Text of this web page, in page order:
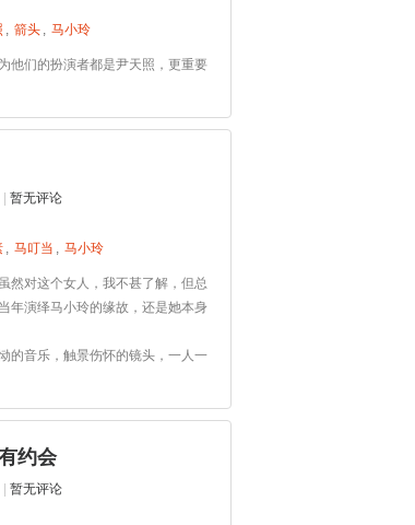
, 箭头 , 马小玲
他们的扮演者都是尹天照，更重要
暂无评论
, 马叮当 , 马小玲
然对这个女人，我不甚了解，但总
年演绎马小玲的缘故，还是她本身
的音乐，触景伤怀的镜头，一人一
约会
暂无评论